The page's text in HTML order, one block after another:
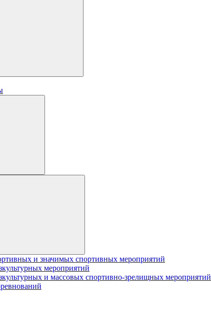
и значимых спортивных мероприятий
мероприятий
и массовых спортивно-зрелищных мероприятий